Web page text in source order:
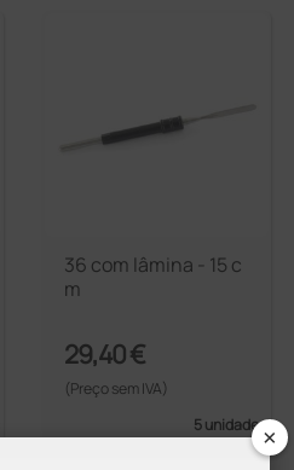
36 com lâmina - 15 c
m
29,40 €
(Preço sem IVA)
5 unidades×